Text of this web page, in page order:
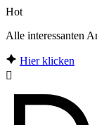
Hot
Alle interessanten
Hier klicken